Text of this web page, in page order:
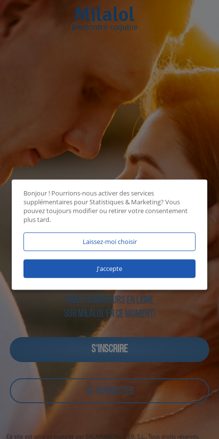
1990 utilisateurs en ligne
sur Milalol en ce moment!
S‘INSCRIRE
SE CONNECTER
Bonjour ! Pourrions-nous activer des services
supplémentaires pourStatistiques & Marketing? Vous
pouvez toujours modifier ou retirer votre consentement
plus tard.
Laissez-moi choisir
J'accepte